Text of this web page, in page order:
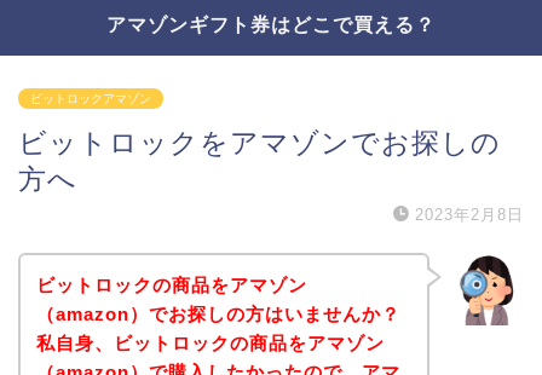
アマゾンギフト券はどこで買える？
ビットロックアマゾン
ビットロックをアマゾンでお探しの
方へ
2023年2月8日
ビットロックの商品をアマゾン
（amazon）でお探しの方はいませんか？
私自身、ビットロックの商品をアマゾン